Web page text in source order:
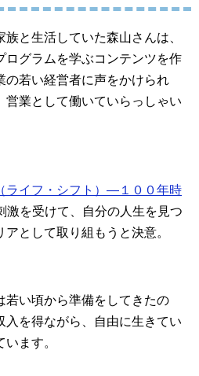
と生活していた森山さんは、
ログラムを学ぶコンテンツを作
の若い経営者に声をかけられ
営業として働いていらっしゃい
ライフ・シフト）―１００年時
激を受けて、自分の人生を見つ
として取り組もうと決意。
若い頃から準備をしてきたの
入を得ながら、自由に生きてい
ます。